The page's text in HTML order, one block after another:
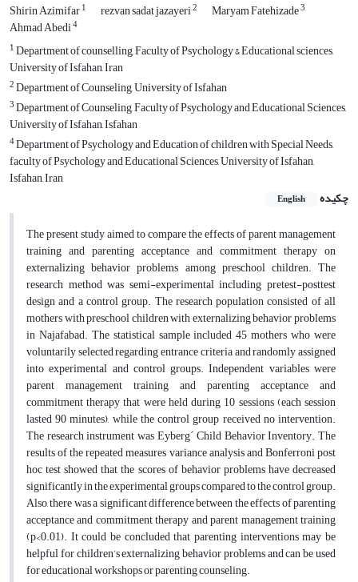
Shirin Azimifar1 rezvan sadat jazayeri2 Maryam Fatehizade3
Ahmad Abedi4
1Department of counselling, Faculty of Psychology & Educational sciences,
University of Isfahan, Iran
2Department of Counseling, University of Isfahan
3Department of Counseling, Faculty of Psychology and Educational Sciences,
University of Isfahan, Isfahan
4Department of Psychology and Education of children with Special Needs,
faculty of Psychology and Educational Sciences, University of Isfahan,
Isfahan, Iran
چکیده
English
The present study aimed to compare the effects of parent management
training and parenting acceptance and commitment therapy on
externalizing behavior problems among preschool children. The
research method was semi-experimental including pretest-posttest
design and a control group. The research population consisted of all
mothers with preschool children with externalizing behavior problems
in Najafabad. The statistical sample included 45 mothers who were
voluntarily selected regarding entrance criteria and randomly assigned
into experimental and control groups. Independent variables were
parent management training and parenting acceptance and
commitment therapy that were held during 10 sessions (each session
lasted 90 minutes), while the control group received no intervention.
The research instrument was Eyberg´ Child Behavior Inventory. The
results of the repeated measures variance analysis and Bonferroni post
hoc test showed that the scores of behavior problems have decreased
significantly in the experimental groups compared to the control group.
Also, there was a significant difference between the effects of parenting
acceptance and commitment therapy and parent management training
(p<0.01). It could be concluded that parenting interventions may be
helpful for children’s externalizing behavior problems and can be used
for educational workshops or parenting counseling.